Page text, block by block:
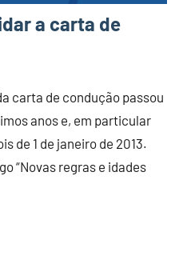
a carta de
carta de condução passou
anos e, em particular
de 1 de janeiro de 2013.
“Novas regras e idades